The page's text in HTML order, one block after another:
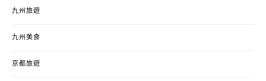
九州旅遊
九州美食
京都旅遊